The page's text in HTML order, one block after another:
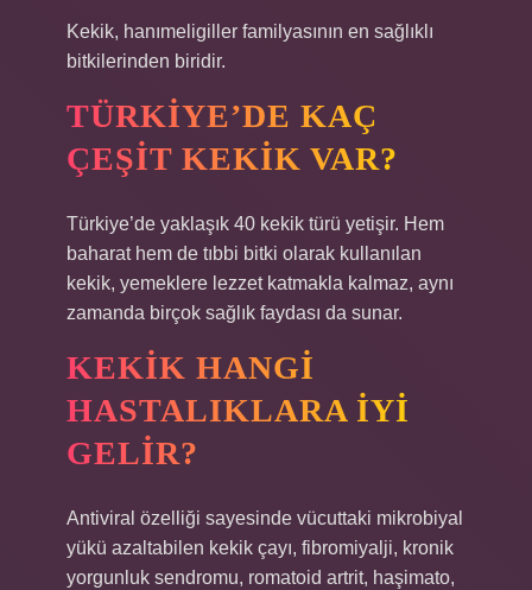
Kekik, hanımeligiller familyasının en sağlıklı
bitkilerinden biridir.
TÜRKIYE’DE KAÇ
ÇEŞIT KEKIK VAR?
Türkiye’de yaklaşık 40 kekik türü yetişir. Hem
baharat hem de tıbbi bitki olarak kullanılan
kekik, yemeklere lezzet katmakla kalmaz, aynı
zamanda birçok sağlık faydası da sunar.
KEKIK HANGI
HASTALIKLARA IYI
GELIR?
Antiviral özelliği sayesinde vücuttaki mikrobiyal
yükü azaltabilen kekik çayı, fibromiyalji, kronik
yorgunluk sendromu, romatoid artrit, haşimato,